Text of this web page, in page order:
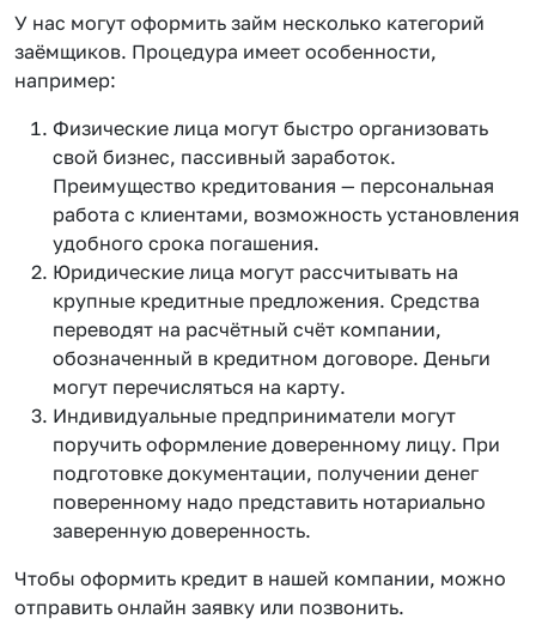
У нас могут оформить займ несколько категорий
заёмщиков. Процедура имеет особенности,
например:
Физические лица могут быстро организовать
свой бизнес, пассивный заработок.
Преимущество кредитования — персональная
работа с клиентами, возможность установления
удобного срока погашения.
Юридические лица могут рассчитывать на
крупные кредитные предложения. Средства
переводят на расчётный счёт компании,
обозначенный в кредитном договоре. Деньги
могут перечисляться на карту.
Индивидуальные предприниматели могут
поручить оформление доверенному лицу. При
подготовке документации, получении денег
поверенному надо представить нотариально
заверенную доверенность.
Чтобы оформить кредит в нашей компании, можно
отправить онлайн заявку или позвонить.